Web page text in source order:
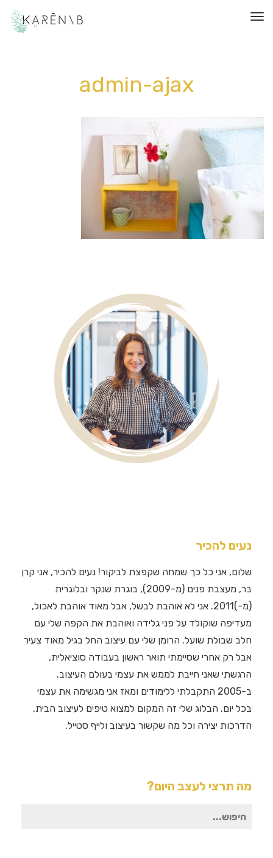
תפריט
admin-ajax
נעים להכיר
שלום, אני כל כך שמחה שקפצת לביקור! נעים להכיר, אני קרן
בר, מעצבת פנים (מ-2009), בוגרת שנקר ובלוגרית
(מ-)2011. אני לא אוהבת לבשל, אבל מאוד אוהבת לאכול,
מעדיפה שוקולד על פני גלידה ואוהבת את הקפה שלי עם
חלב שבולת שועל. הרומן שלי עם עיצוב החל בגיל מאוד צעיר
אבל רק אחרי שסיימתי תואר ראשון בעבודה סוציאלית,
הרגשתי שאני חייבת לממש את עצמי בעולם העיצוב.
ב-2005 התקבלתי ללימודים ומאז אני מגשימה את עצמי
בכל יום. הבלוג שלי זה המקום למצוא טיפים לעיצוב הבית,
הדרכות יצירה וכל מה שקשור בעיצוב ולייף סטייל.
מה תרצי לעצב היום?
חיפוש